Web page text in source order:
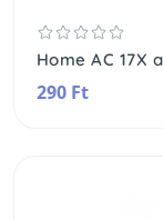
290 Ft